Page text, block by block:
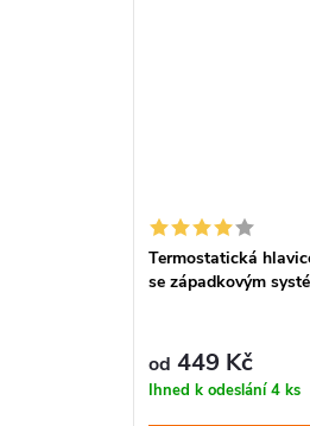
Termostatická
se západkovým
od 449 Kč
Ihned k odeslání4 ks